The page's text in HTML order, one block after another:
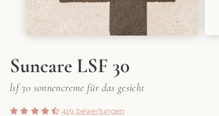
Suncare LSF 30
lsf 30 sonnencreme für das gesicht
419 bewertungen